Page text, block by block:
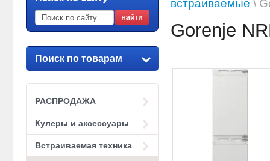
Поиск по товарам
РАСПРОДАЖА
Кулеры и аксессуары
Встраиваемая техника
встраиваемые \
Gorenje